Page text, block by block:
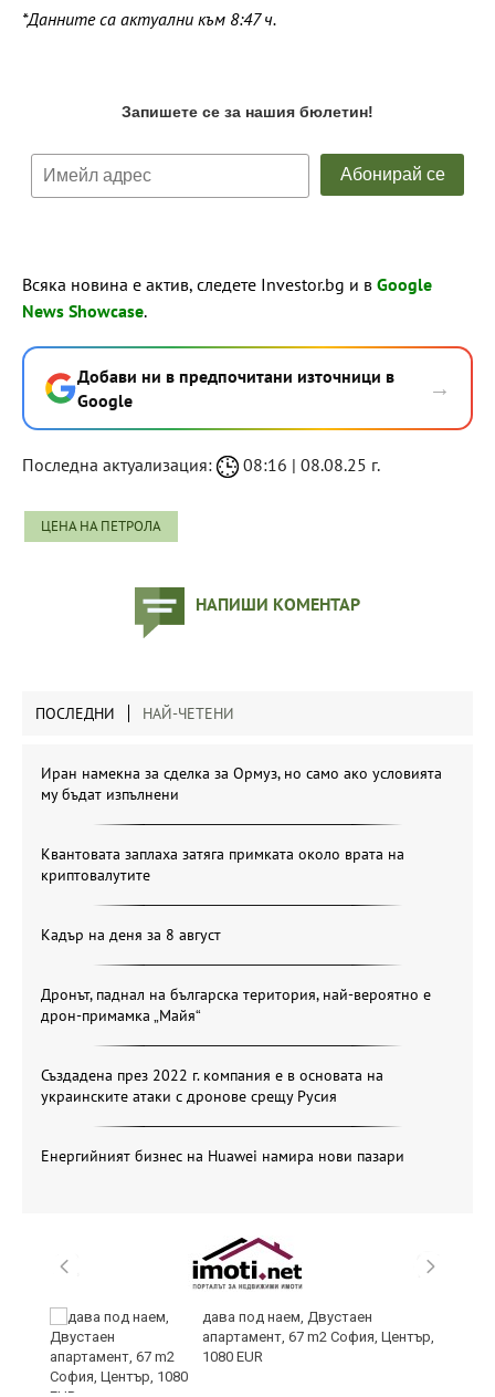
*Данните са актуални към 8:47 ч.
Всяка новина е актив, следете Investor.bg и в Google
News Showcase.
Добави ни в предпочитани източници в
Google
→
Последна актуализация: 08:16 | 08.08.25 г.
ЦЕНА НА ПЕТРОЛА
НАПИШИ КОМЕНТАР
ПОСЛЕДНИ НАЙ-ЧЕТЕНИ
Иран намекна за сделка за Ормуз, но само ако условията
му бъдат изпълнени
Квантовата заплаха затяга примката около врата на
криптовалутите
Кадър на деня за 8 август
Дронът, паднал на българска територия, най-вероятно е
дрон-примамка „Майя“
Създадена през 2022 г. компания е в основата на
украинските атаки с дронове срещу Русия
Енергийният бизнес на Huawei намира нови пазари
дава под наем, Двустаен
апартамент, 67 m2 София, Център,
1080 EUR